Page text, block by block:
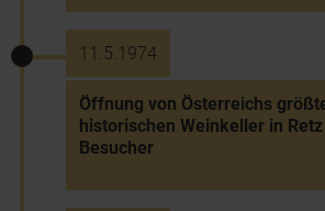
11.5.1974
Öffnung von Österreichs
historischen Weinkeller in
Besucher